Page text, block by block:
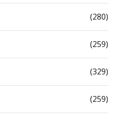
(280)
(259)
(329)
(259)